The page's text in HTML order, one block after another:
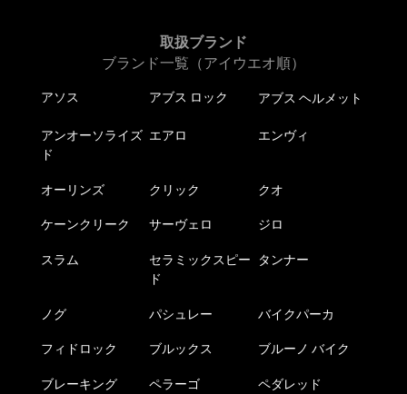
取扱ブランド
ブランド一覧（アイウエオ順）
アソス アブス ロック アブス ヘルメット
アンオーソライズ
ド
エアロ エンヴィ
オーリンズ クリック クオ
ケーンクリーク サーヴェロ ジロ
スラム
セラミックスピー
ド
タンナー
ノグ パシュレー バイクパーカ
フィドロック ブルックス ブルーノ バイク
ブレーキング ペラーゴ ペダレッド